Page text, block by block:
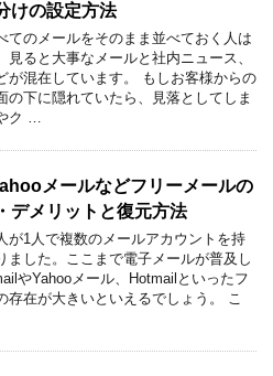
けの設定方法
てのメールをそのまま並べておく人は
見ると大事なメールと社内ニュース、
が混在しています。 もしお客様からの
の下に隠れていたら、見落としてしま
ク …
メールなどフリーメールの
デメリットと復元方法
が1人で複数のメールアカウントを持
ました。ここまで電子メールが普及し
やYahooメール、Hotmailといったフ
存在が大きいといえるでしょう。 こ